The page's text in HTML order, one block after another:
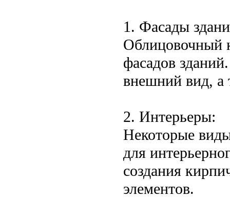
1. Фасады
Облицовочный
фасадов
внешний вид, а
2. Интерьеры:
Некоторые
для
создания
элементов.